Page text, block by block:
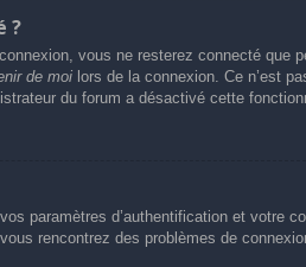
?
vous ne resterez connecté que
de moi lors de la connexion. Ce n’est
du forum a désactivé cette
paramètres d’authentification et
rencontrez des problèmes de